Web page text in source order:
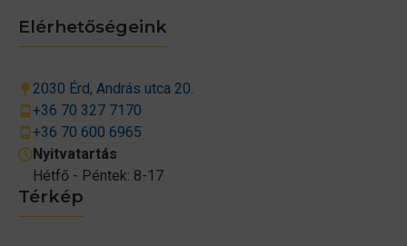
Térkép
Elérhetőségeink
2030 Érd, András utca 20.
+36 70 327 7170
+36 70 600 6965
Nyitvatartás
Hétfő - Péntek: 8-17